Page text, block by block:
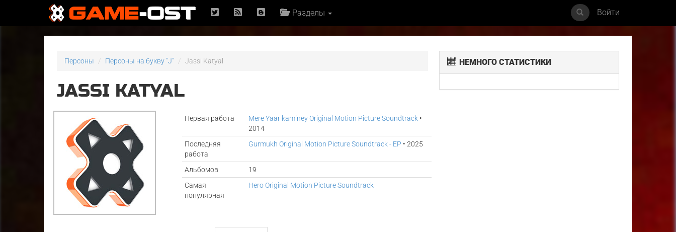
Разделы Войти
Персоны Персоны на букву "J" Jassi Katyal
JASSI KATYAL
Первая работа Mere Yaar kaminey Original Motion Picture Soundtrack•
2014
Последняя
работа
Gurmukh Original Motion Picture Soundtrack - EP • 2025
Альбомов
19
Самая
популярная
Hero Original Motion Picture Soundtrack
НЕМНОГО СТАТИСТИКИ